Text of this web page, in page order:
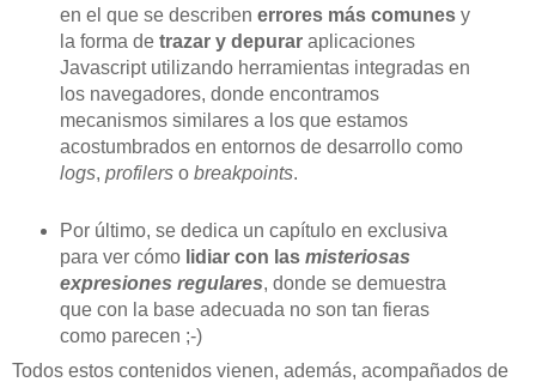
en el que se describen errores más comunesy
la forma de trazar y depurar aplicaciones
Javascript utilizando herramientas integradas en
los navegadores, donde encontramos
mecanismos similares a los que estamos
acostumbrados en entornos de desarrollo como
logs, profilerso breakpoints.
Por último, se dedica un capítulo en exclusiva
para ver cómo lidiar con las misteriosas
expresiones regulares, donde se demuestra
que con la base adecuada no son tan fieras
como parecen ;-)
Todos estos contenidos vienen, además, acompañados de